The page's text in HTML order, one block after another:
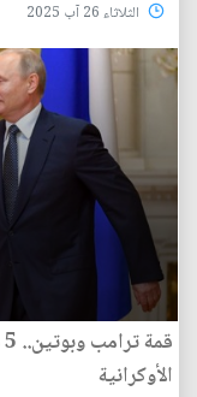
الثلاثاء 26 آب 2025
الأوكرانية